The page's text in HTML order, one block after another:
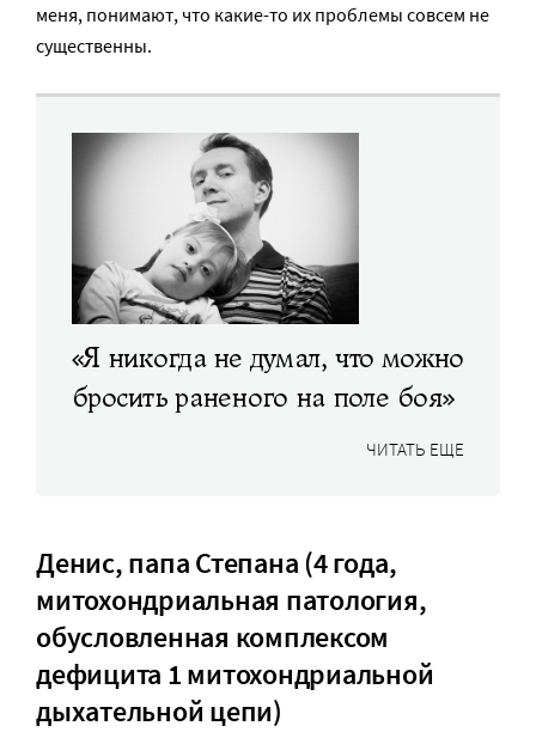
меня, понимают, что какие-то их проблемы совсем не
существенны.
«Я никогда не думал, что можно
бросить раненого на поле боя»
ЧИТАТЬ ЕЩЕ
Денис, папа Степана (4 года,
митохондриальная патология,
обусловленная комплексом
дефицита 1 митохондриальной
дыхательной цепи)